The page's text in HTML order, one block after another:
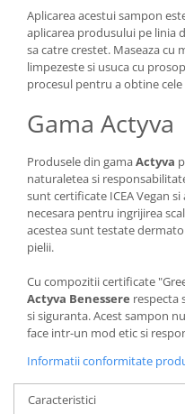
Aplicarea acestui sampon
aplicarea produsului pe linia
sa catre crestet. Maseaza cu
limpezeste si usuca cu
procesul pentru a obtine
Gama Actyva
Produsele din gamaActyva
naturaletea si
sunt certificate ICEA Vegan
necesara pentru ingrijirea
acestea sunt testate
pielii.
Cu compozitii certificate
Actyva Benessere respecta
si siguranta. Acest sampon
face intr-un mod etic si
Informatii conformitate
Caracteristici